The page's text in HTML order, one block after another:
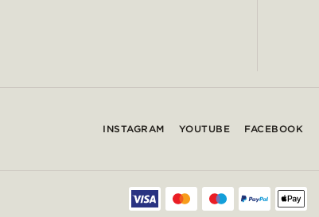
INSTAGRAM YOUTUBE FACEBOOK